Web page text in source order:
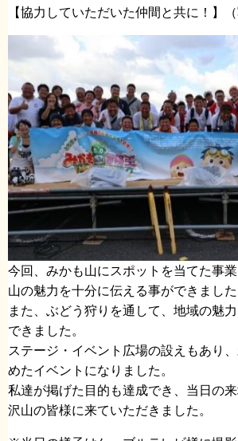
【協力していただいた仲間と共に！】（
今回、みかも山にスポットを当てた事
山の魅力を十分に伝える事ができました
また、ぶどう狩りを通して、地域の魅
できました。
ステージ・イベント広場の設えもあり
めたイベントになりました。
私達が掲げた目的も達成でき、当日の
沢山の皆様に来ていただきました。